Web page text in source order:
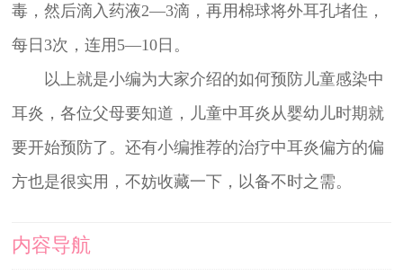
毒，然后滴入药液2—3滴，再用棉球将外耳孔堵住，
每日3次，连用5—10日。
以上就是小编为大家介绍的如何预防儿童感染中
耳炎，各位父母要知道，儿童中耳炎从婴幼儿时期就
要开始预防了。还有小编推荐的治疗中耳炎偏方的偏
方也是很实用，不妨收藏一下，以备不时之需。
内容导航